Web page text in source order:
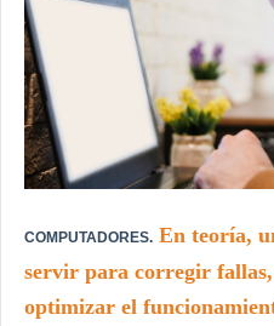
COMPUTADORES. En teoría,
servir para corregir
optimizar el